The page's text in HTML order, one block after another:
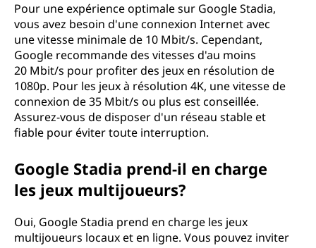
Pour une expérience optimale sur Google Stadia,
vous avez besoin d'une connexion Internet avec
une vitesse minimale de 10 Mbit/s. Cependant,
Google recommande des vitesses d'au moins
20 Mbit/s pour profiter des jeux en résolution de
1080p. Pour les jeux à résolution 4K, une vitesse de
connexion de 35 Mbit/s ou plus est conseillée.
Assurez-vous de disposer d'un réseau stable et
fiable pour éviter toute interruption.
Google Stadia prend-il en charge
les jeux multijoueurs?
Oui, Google Stadia prend en charge les jeux
multijoueurs locaux et en ligne. Vous pouvez inviter